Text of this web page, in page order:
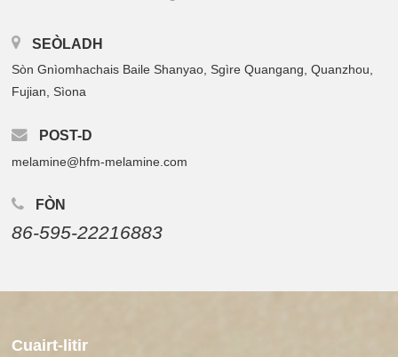
SEÒLADH
Sòn Gnìomhachais Baile Shanyao, Sgìre Quangang, Quanzhou,
Fujian, Sìona
POST-D
melamine@hfm-melamine.com
FÒN
86-595-22216883
Cuairt-litir